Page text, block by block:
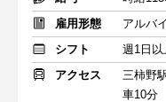
雇用形態
アルバ
シフト
週1日
アクセス
三柿野
車10分